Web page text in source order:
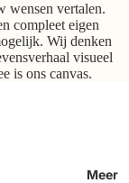
Meer
wensen vertalen.
compleet eigen
Wij denken
visueel
is ons canvas.